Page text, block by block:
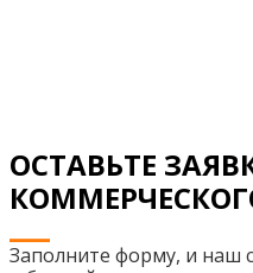
ОСТАВЬТЕ
Заполните форму, и наш